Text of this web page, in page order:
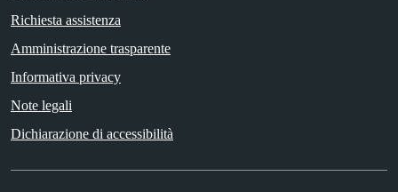
Richiesta assistenza
Amministrazione trasparente
Informativa privacy
Note legali
Dichiarazione di accessibilità